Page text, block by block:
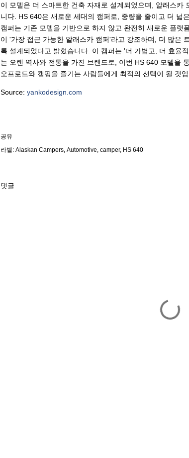
이 모델은 더 스마트한 건축 자재로 설계되었으며, 알래스카
니다. HS 640은 새로운 세대의 캠퍼로, 중량을 줄이고 더 넓
캠퍼는 기존 모델을 기반으로 하지 않고 완전히 새로운 플랫
이 '가장 접근 가능한 알래스카 캠퍼'라고 강조하며, 더 많은
록 설계되었다고 밝혔습니다. 이 캠퍼는 '더 가볍고, 더 효율
는 오랜 역사와 전통을 가진 브랜드로, 이번 HS 640 모델을
오프로드와 캠핑을 즐기는 사람들에게 최적의 선택이 될 것입
Source: yankodesign.com
공유
라벨: Alaskan Campers Automotive camper HS 640
댓글